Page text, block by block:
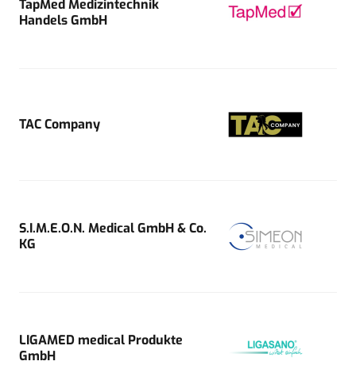
TapMed Medizintechnik
Handels GmbH
TAC Company
S.I.M.E.O.N. Medical GmbH & Co.
KG
LIGAMED medical Produkte
GmbH